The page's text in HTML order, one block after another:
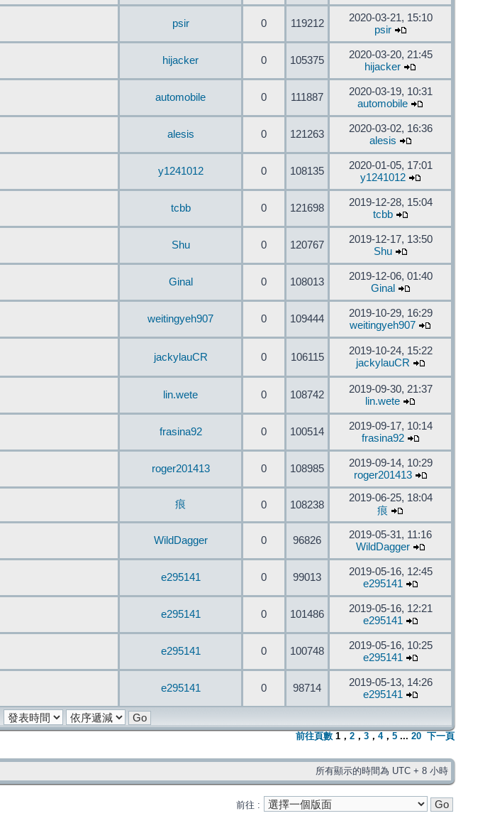
psir 0 119212
2020-03-21, 15:10
psir
hijacker 0 105375
2020-03-20, 21:45
hijacker
automobile 0 111887
2020-03-19, 10:31
automobile
alesis 0 121263
2020-03-02, 16:36
alesis
y1241012 0 108135
2020-01-05, 17:01
y1241012
tcbb 0 121698
2019-12-28, 15:04
tcbb
Shu 0 120767
2019-12-17, 13:50
Shu
Ginal 0 108013
2019-12-06, 01:40
Ginal
weitingyeh907 0 109444
2019-10-29, 16:29
weitingyeh907
jackylauCR 0 106115
2019-10-24, 15:22
jackylauCR
lin.wete 0 108742
2019-09-30, 21:37
lin.wete
frasina92 0 100514
2019-09-17, 10:14
frasina92
roger201413 0 108985
2019-09-14, 10:29
roger201413
痕 0 108238
2019-06-25, 18:04
痕
WildDagger 0 96826
2019-05-31, 11:16
WildDagger
e295141 0 99013
2019-05-16, 12:45
e295141
e295141 0 101486
2019-05-16, 12:21
e295141
e295141 0 100748
2019-05-16, 10:25
e295141
e295141 0 98714
2019-05-13, 14:26
e295141
前往頁數 1 ， 2 ， 3 ， 4， 5 ... 20 下一頁
所有顯示的時間為 UTC + 8 小時
前往 :